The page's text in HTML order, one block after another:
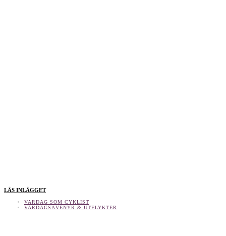
LÄS INLÄGGET
VARDAG SOM CYKLIST
VARDAGSÄVENYR & UTFLYKTER